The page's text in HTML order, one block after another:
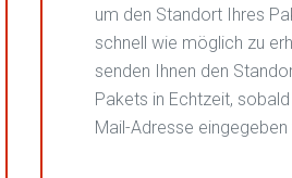
um den Standort Ihres
schnell wie möglich zu
senden Ihnen den
Pakets in Echtzeit, sobald
Mail-Adresse eingegeben